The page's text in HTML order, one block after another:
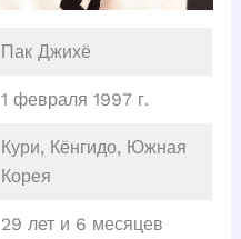
Пак Джихё
1 февраля 1997 г.
Кури, Кёнгидо, Южная
Корея
29 лет и 6 месяцев